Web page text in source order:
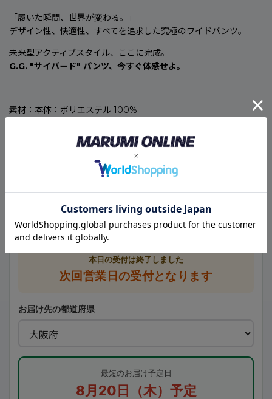
「履いた瞬間、世界が変わる。」
デザイン性、快適性、すべてを追求した究極のワイドパンツ。
未来型アクティブスタイル、ここに完成。
G.G. "サイバード" パンツ、今すぐ体感せよ。
素材：本体：ポリエステル 100%
カラー：ブラック、アーミー、チャコールグレー
こちらの商品のお届け予定日
メーカー取寄せ商品
現在のご注文は、次回営業日の受付として計算しています。
本日の受付は終了しました
次回営業日の受付となります
お届け先の都道府県
最短のお届け予定日
8月20日（木）予定